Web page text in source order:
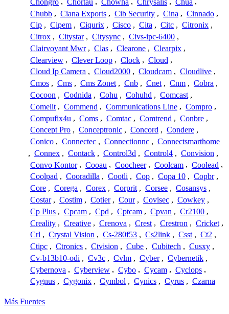
Chubb , Ciana Exports , Cib Security , Cina , Cinnado ,
Cip , Cipem , Ciqurix , Cisco , Cita , Citc , Citronix ,
Citrox , Citystar , Citysync , Civs-ipc-6400 ,
Clairvoyant Mwr , Clas , Clearone , Clearpix ,
Clearview , Clever Loop , Clock , Cloud ,
Cloud Ip Camera , Cloud2000 , Cloudcam , Cloudlive ,
Cmos , Cms , Cms Zonet , Cnb , Cnet , Cnm , Cobra ,
Cocoon , Codnida , Cohu , Cohuhd , Comcast ,
Comelit , Commend , Communications Line , Compro ,
Compufix4u , Coms , Comtac , Comtrend , Conbre ,
Concept Pro , Conceptronic , Concord , Condere ,
Conico , Connectec , Connectionnc , Connectsmarthome
, Connex , Contack , Control3d , Control4 , Convision ,
Convo Kontor , Cooau , Coocheer , Coolcam , Coolead ,
Coolpad , Cooradilla , Cootli , Cop , Copa 10 , Copbr ,
Core , Corega , Corex , Corprit , Corsee , Cosansys ,
Costar , Costim , Cotier , Cour , Covisec , Cowkey ,
Cp Plus , Cpcam , Cpd , Cptcam , Cpvan , Cr2100 ,
Creality , Creative , Crenova , Crest , Crestron , Cricket ,
Crl , Crystal Vision , Cs-280f53 , Cs2link , Csst , Ct2 ,
Ctipc , Ctronics , Ctvision , Cube , Cubitech , Cusxy ,
Cv-b13b10-odi , Cv3c , Cvlm , Cyber , Cybernetik ,
Cybernova , Cyberview , Cybo , Cycam , Cyclops ,
Cygnus , Cygonix , Cymbol , Cynics , Cyrus , Czarna
Más Fuentes